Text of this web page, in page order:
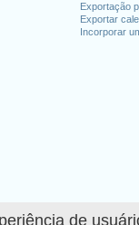
de
Exportação
Exportar
Incorporar